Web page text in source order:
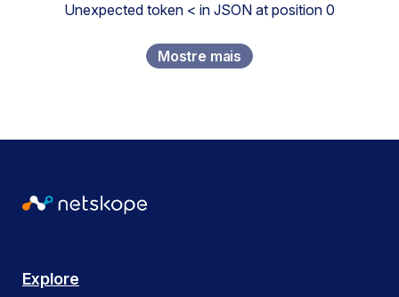
Unexpected token < in JSON at position 0
Mostre mais
Explore